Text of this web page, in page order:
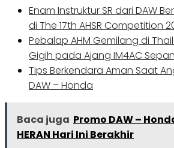
Enam Instruktur SR dari DAW
di The 17th AHSR Competition
Pebalap AHM Gemilang di
Gigih pada Ajang IM4AC
Tips Berkendara Aman Saat
DAW – Honda
Baca juga Promo DAW –
HERAN Hari Ini Berakhir